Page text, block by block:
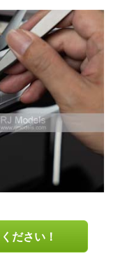
ださい！